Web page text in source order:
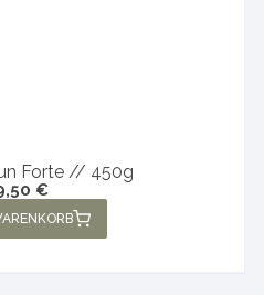
Forte // 450g
€